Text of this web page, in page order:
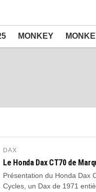
MONKEY
DAX
Le Honda Dax CT70 de
Présentation du Honda Dax
Cycles, un Dax de 1971